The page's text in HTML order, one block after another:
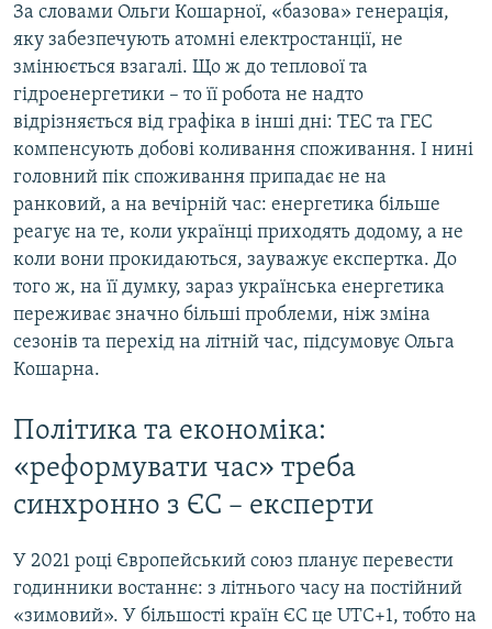
За словами Ольги Кошарної, «базова» генерація,
яку забезпечують атомні електростанції, не
змінюється взагалі. Що ж до теплової та
гідроенергетики – то її робота не надто
відрізняється від графіка в інші дні: ТЕС та ГЕС
компенсують добові коливання споживання. І нині
головний пік споживання припадає не на
ранковий, а на вечірній час: енергетика більше
реагує на те, коли українці приходять додому, а не
коли вони прокидаються, зауважує експертка. До
того ж, на її думку, зараз українська енергетика
переживає значно більші проблеми, ніж зміна
сезонів та перехід на літній час, підсумовує Ольга
Кошарна.
Політика та економіка:
«реформувати час» треба
синхронно з ЄС – експерти
У 2021 році Європейський союз планує перевести
годинники востаннє: з літнього часу на постійний
«зимовий». У більшості країн ЄС це UTC+1, тобто на